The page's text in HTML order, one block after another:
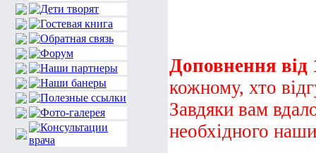
Доповнення від
кожному, хто
Завдяки вам
необхідного